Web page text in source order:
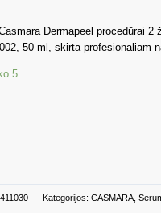
Dermapeel procedūrai 2
50 ml, skirta profesionaliam
5
Kategorijos: CASMARA